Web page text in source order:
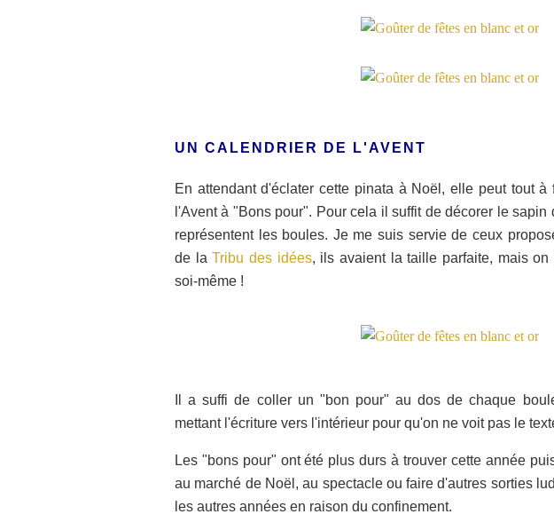
UN CALENDRIER DE L'AVENT
En attendant d'éclater cette pinata à Noël, elle peut tout
l'Avent à "Bons pour". Pour cela il suffit de décorer le
représentent les boules. Je me suis servie de ceux
de laTribu des idées, ils avaient la taille parfaite, mais on
soi-même !
Il a suffi de coller un "bon pour" au dos de chaque
mettant l'écriture vers l'intérieur pour qu'on ne voit pas le
Les "bons pour" ont été plus durs à trouver cette année
au marché de Noël, au spectacle ou faire d'autres sorties
les autres années en raison du confinement.